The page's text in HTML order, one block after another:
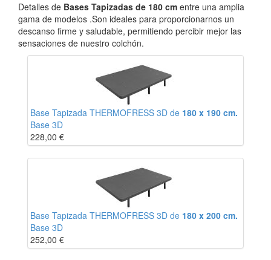
Detalles de Bases Tapizadas de 180 cm entre una amplia
gama de modelos .Son ideales para proporcionarnos un
descanso firme y saludable, permitiendo percibir mejor las
sensaciones de nuestro colchón.
Base Tapizada THERMOFRESS 3D de 180 x 190 cm.
Base 3D
228,00 €
Base Tapizada THERMOFRESS 3D de 180 x 200 cm.
Base 3D
252,00 €